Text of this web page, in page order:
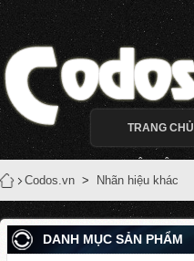
TRANG CHỦ
Codos.vn > Nhãn hiệu khác
DANH MỤC SẢN PHẨM